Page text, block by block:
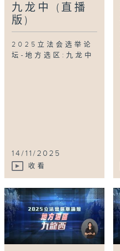
九龙中 (直播
版)
2025立法会选举论
坛-地方选区:九龙中
14/11/2025
收看